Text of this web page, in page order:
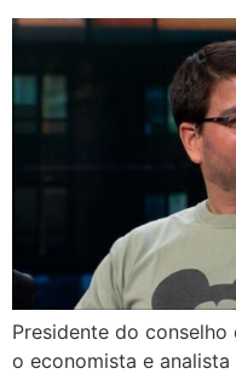
Presidente do
o economista e